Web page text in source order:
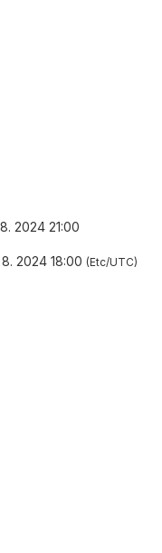
2024 21:00
2024 18:00 Etc/UTC